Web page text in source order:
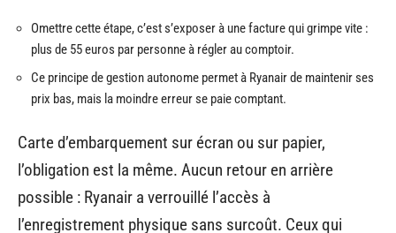
Omettre cette étape, c’est s’exposer à une facture qui grimpe vite :
plus de 55 euros par personne à régler au comptoir.
Ce principe de gestion autonome permet à Ryanair de maintenir ses
prix bas, mais la moindre erreur se paie comptant.
Carte d’embarquement sur écran ou sur papier,
l’obligation est la même. Aucun retour en arrière
possible : Ryanair a verrouillé l’accès à
l’enregistrement physique sans surcoût. Ceux qui